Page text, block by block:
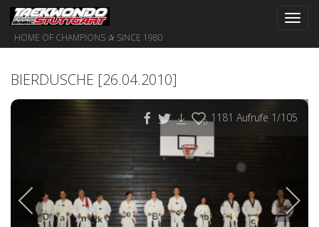
HOME OF CHAMPIONS ✰ SINCE 1980
BIERDUSCHE [26.04.2010]
0 1181 Aufrufe 1/105